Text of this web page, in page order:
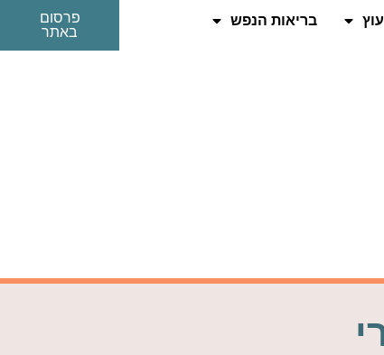
בריאות הנפש
פרסום
באתר